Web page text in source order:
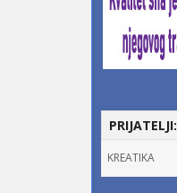
PRIJATELJI:
KREATIKA